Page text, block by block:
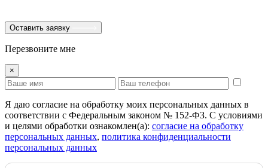
Оставить заявку
Перезвоните мне
×
Я даю согласие на обработку моих персональных данных в
соответствии с Федеральным законом № 152-ФЗ. С условиями
и целями обработки ознакомлен(а): cогласие на обработку
персональных данных, политика конфиденциальности
персональных данных